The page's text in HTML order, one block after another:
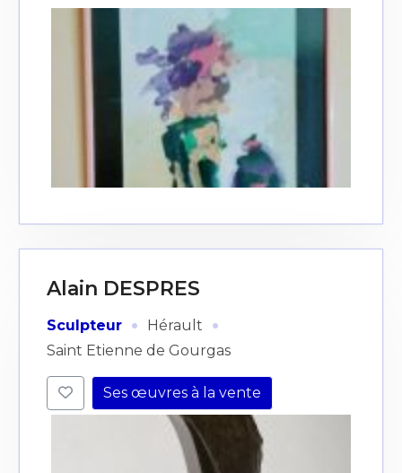
Alain DESPRES
Sculpteur · Hérault ·
Saint Etienne de Gourgas
Ses œuvres à la vente